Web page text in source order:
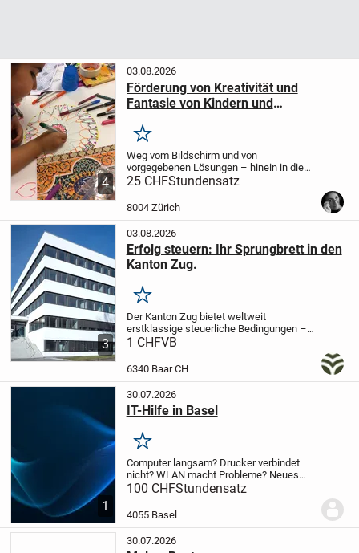
4
03.08.2026
Förderung von Kreativität und
Fantasie von Kindern und
Merken
Weg vom Bildschirm und von
vorgegebenen Lösungen – hinein in die
unbegrenzte Kreativität der realen Welt! In
spielerische Weise, ihre Umwelt
wahrzunehmen, zu...
25 CHFStundensatz
8004 Zürich
3
03.08.2026
Erfolg steuern: Ihr Sprungbrett in den
Kanton Zug.
Merken
Der Kanton Zug bietet weltweit
erstklassige steuerliche Bedingungen –
die Multiware Finanz AG das passende
Sie rechtssicher beim Zuzug, der
1 CHFVB
6340 Baar CH
1
30.07.2026
IT-Hilfe in Basel
Merken
Computer langsam? Drucker verbindet
nicht? WLAN macht Probleme? Neues
Gerät gekauft und alles soll sauber
persönliche IT-Unterstützung für
100 CHFStundensatz
4055 Basel
30.07.2026